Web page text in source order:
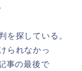
を探している。
られなかっ
事の最後で